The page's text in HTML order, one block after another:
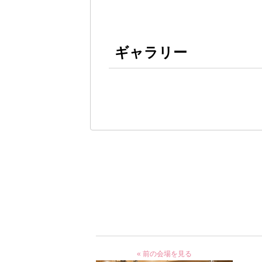
ギャラリー
« 前の会場を見る